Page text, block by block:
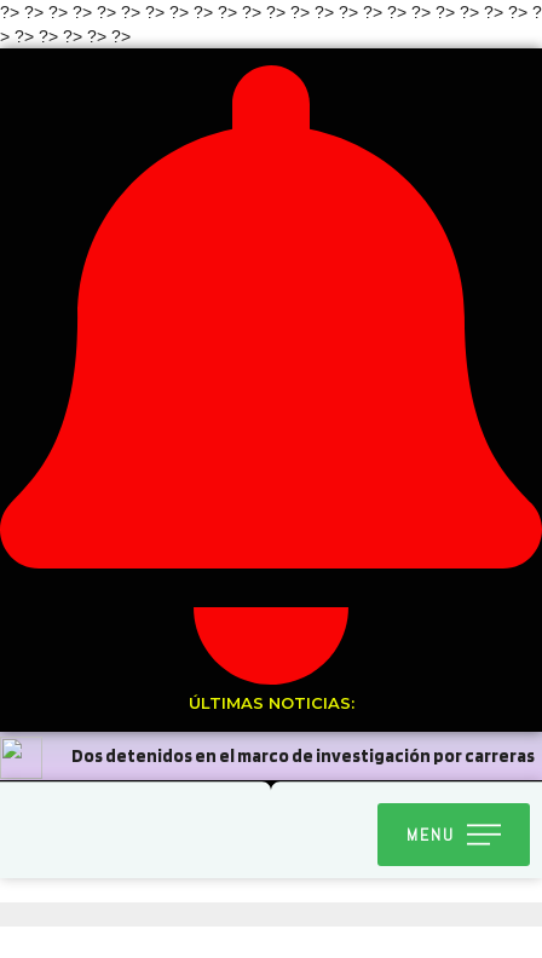
?> ?> ?> ?> ?> ?> ?> ?> ?> ?> ?> ?> ?> ?> ?> ?> ?> ?> ?> ?> ?> ?> ?
> ?> ?> ?> ?> ?>
ÚLTIMAS NOTICIAS:
Dos detenidos en el marco de investigación por carreras
Diablada Ancestral de la Carmelita
realizará bingo solidario para confeccionar sus trajes de baile
MENU